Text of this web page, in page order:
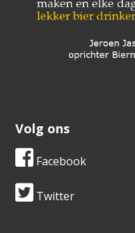
Volg ons
Facebook
Twitter